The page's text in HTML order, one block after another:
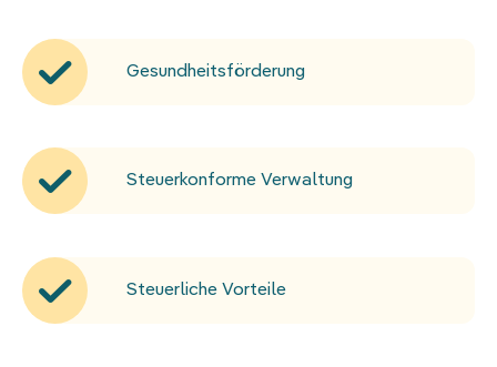
Gesundheitsförderung
Steuerkonforme Verwaltung
Steuerliche Vorteile